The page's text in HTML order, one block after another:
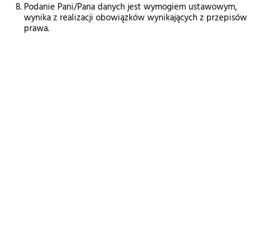
Podanie Pani/Pana danych jest wymogiem ustawowym,
wynika z realizacji obowiązków wynikających z przepisów
prawa.